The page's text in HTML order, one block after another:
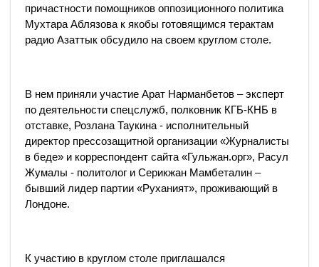
причастности помощников оппозиционного политика
Мухтара Аблязова к якобы готовящимся терактам
радио Азаттык обсудило на своем круглом столе.
В нем приняли участие Арат Нарманбетов – эксперт
по деятельности спецслужб, полковник КГБ-КНБ в
отставке, Розлана Таукина - исполнительный
директор прессозащитной организации «Журналисты
в беде» и корреспондент сайта «Гульжан.орг», Расул
Жумалы - политолог и Серикжан Мамбеталин –
бывший лидер партии «Руханият», проживающий в
Лондоне.
К участию в круглом столе приглашался